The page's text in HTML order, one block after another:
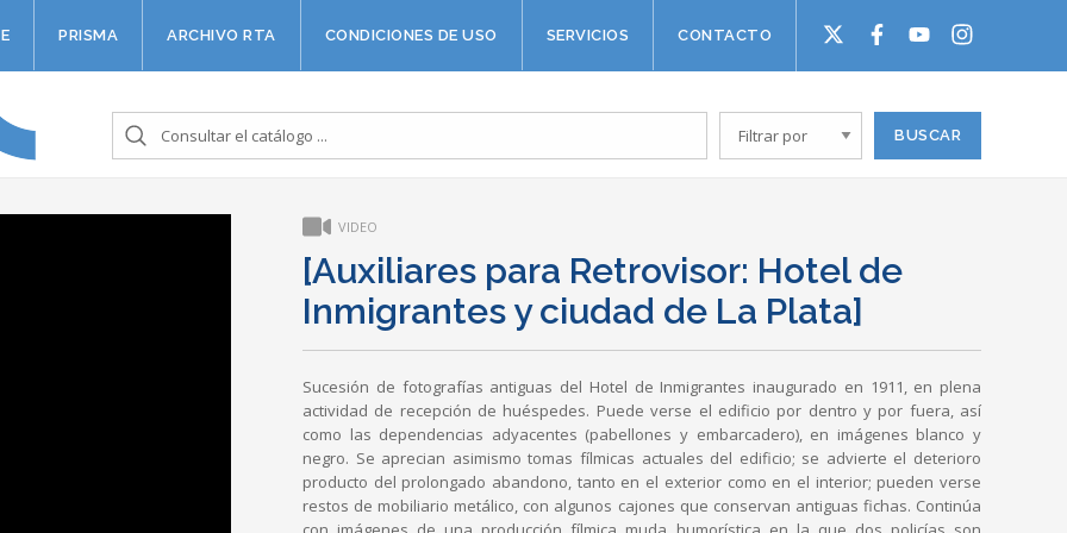
PRISMA ARCHIVO RTA CONDICIONES DE USO SERVICIOS CONTACTO
VIDEO
[Auxiliares para Retrovisor: Hotel de
Inmigrantes y ciudad de La Plata]
Sucesión de fotografías antiguas del Hotel de Inmigrantes inaugurado en 1911, en plena
actividad de recepción de huéspedes. Puede verse el edificio por dentro y por fuera, así
como las dependencias adyacentes (pabellones y embarcadero), en imágenes blanco y
negro. Se aprecian asimismo tomas fílmicas actuales del edificio; se advierte el deterioro
producto del prolongado abandono, tanto en el exterior como en el interior; pueden verse
restos de mobiliario metálico, con algunos cajones que conservan antiguas fichas. Continúa